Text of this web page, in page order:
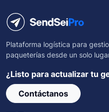
Plataforma logística para
paqueterías desde un solo
¿Listo para actualizar tu
Contáctanos